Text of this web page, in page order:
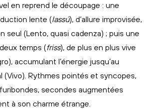
en reprend le découpage : une
lente (lassú), d’allure improvisée,
seul (Lento, quasi cadenza) ; puis une
temps (friss), de plus en plus vive
accumulant l’énergie jusqu’au
(Vivo). Rythmes pointés et syncopes,
secondes augmentées
à son charme étrange.